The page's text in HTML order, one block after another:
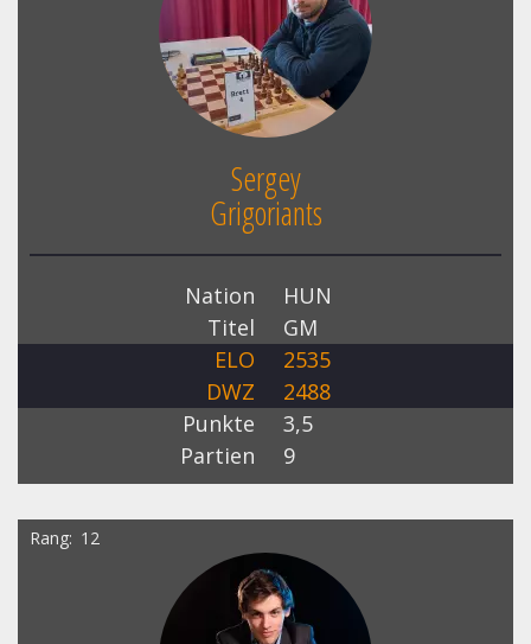
Sergey
Grigoriants
Nation
HUN
Titel
GM
ELO
2535
DWZ
2488
Punkte
3,5
Partien
9
Rang 12